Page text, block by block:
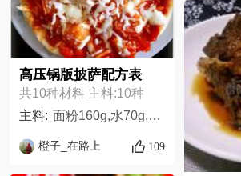
高压锅版披萨配方表
共10种材料 主料:10种
主料: 面粉160g,水70g,酵母3g,马苏里拉奶酪100g,意大利面酱若干,西红柿,青椒,彩椒,培根,黄油一小块
橙子_在路上 109